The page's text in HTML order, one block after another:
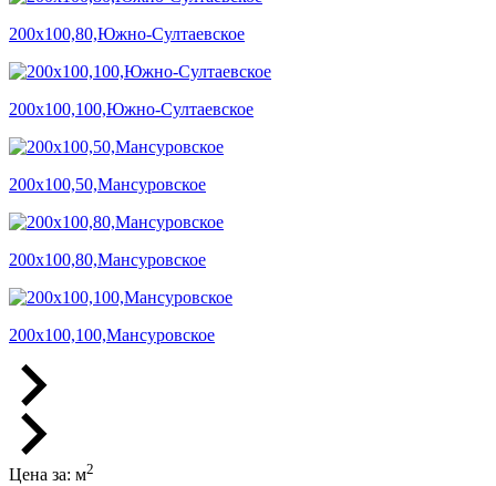
200х100,80,Южно-Султаевское
200х100,100,Южно-Султаевское
200х100,50,Мансуровское
200х100,80,Мансуровское
200х100,100,Мансуровское
Цена за: м2